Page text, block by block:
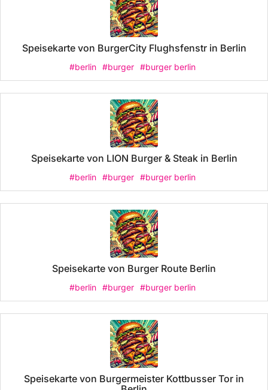
Speisekarte von BurgerCity Flughsfenstr in Berlin
#berlin #burger #burger berlin
Speisekarte von LION Burger & Steak in Berlin
#berlin #burger #burger berlin
Speisekarte von Burger Route Berlin
#berlin #burger #burger berlin
Speisekarte von Burgermeister Kottbusser Tor in